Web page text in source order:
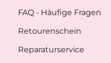
FAQ - Häufige Fragen
Retourenschein
Reparaturservice